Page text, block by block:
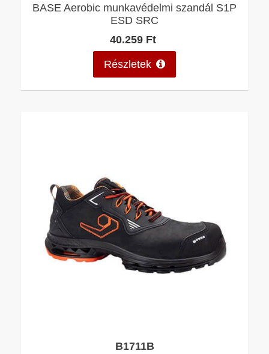
BASE Aerobic munkavédelmi szandál S1P
ESD SRC
40.259 Ft
Részletek
B1711B